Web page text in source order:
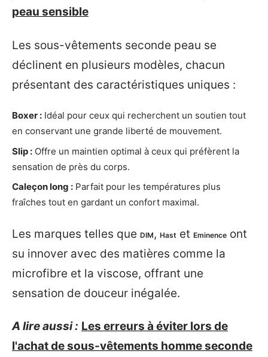
peau sensible
Les sous-vêtements seconde peau se
déclinent en plusieurs modèles, chacun
présentant des caractéristiques uniques :
Boxer : Idéal pour ceux qui recherchent un soutien tout
en conservant une grande liberté de mouvement.
Slip : Offre un maintien optimal à ceux qui préfèrent la
sensation de près du corps.
Caleçon long : Parfait pour les températures plus
fraîches tout en gardant un confort maximal.
Les marques telles que DIM , Hast et Eminence ont
su innover avec des matières comme la
microfibre et la viscose, offrant une
sensation de douceur inégalée.
A lire aussi : Les erreurs à éviter lors de
l'achat de sous-vêtements homme seconde